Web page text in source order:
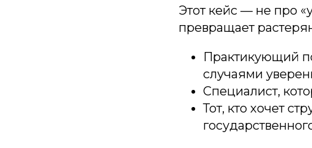
Этот кейс — не про
превращает
Практикующий
случаями
Специалист,
Тот, кто хочет